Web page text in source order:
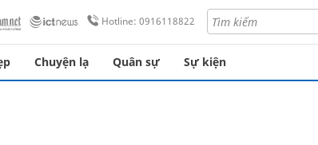
Hotline: 0916118822
Chuyện lạ Quân sự Sự kiện